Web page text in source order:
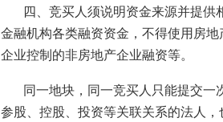
四、竞买人须说明资金来源并提
金融机构各类融资资金，不得使用房
企业控制的非房地产企业融资等。
同一地块，同一竞买人只能提交
参股、控股、投资等关联关系的法人